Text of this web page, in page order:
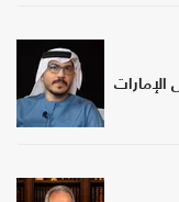
الإمارات